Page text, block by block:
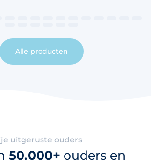
Alle producten
uitgeruste ouders
50.000+ ouders en